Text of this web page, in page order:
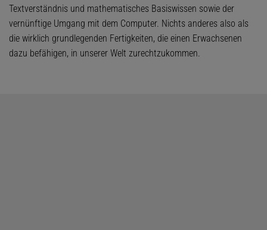
Textverständnis und mathematisches Basiswissen sowie der
vernünftige Umgang mit dem Computer. Nichts anderes also als
die wirklich grundlegenden Fertigkeiten, die einen Erwachsenen
dazu befähigen, in unserer Welt zurechtzukommen.